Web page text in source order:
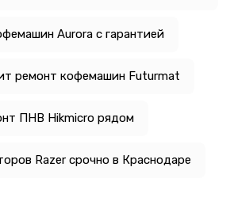
Aurora с гарантией
ремонт кофемашин Futurmat
ПНВ Hikmicro рядом
Razer срочно в Краснодаре